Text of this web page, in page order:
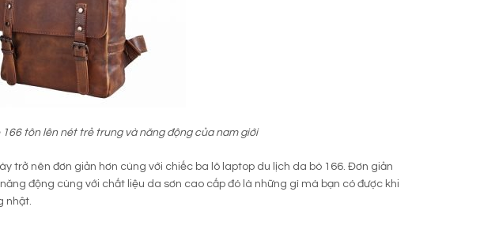
166 tôn lên nét trẻ trung và năng động của nam giới
trở nên đơn giản hơn cùng với chiếc ba lô laptop du lịch da bò 166. Đơn giản
động cùng với chất liệu da sơn cao cấp đó là những gì mà bạn có được khi
nhật.